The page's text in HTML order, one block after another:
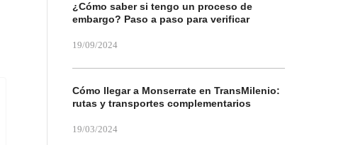
¿Cómo saber si tengo un proceso de
embargo? Paso a paso para verificar
19/09/2024
Cómo llegar a Monserrate en TransMilenio:
rutas y transportes complementarios
19/03/2024